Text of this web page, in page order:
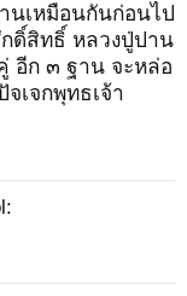
นเหมือนกันก่อนไป
ดิ์สิทธิ์ หลวงปู่ปาน
อีก ๓ ฐาน จะหล่อ
เจกพุทธเจ้า